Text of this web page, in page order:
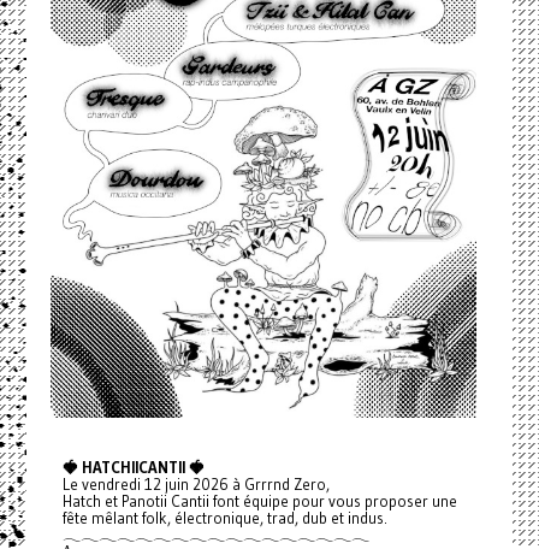
🍓 HATCHIICANTII 🍓
Le vendredi 12 juin 2026 à Grrrnd Zero,
Hatch et Panotii Cantii font équipe pour vous proposer une
fête mêlant folk, électronique, trad, dub et indus.
𓂃𓂃𓂃𓂃𓂃𓂃𓂃𓂃𓂃𓂃𓂃𓂃𓂃𓂃𓂃𓂃𓂃